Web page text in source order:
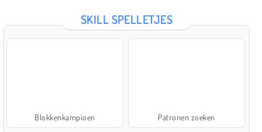
SKILL SPELLETJES
Blokkenkampioen Patronen zoeken